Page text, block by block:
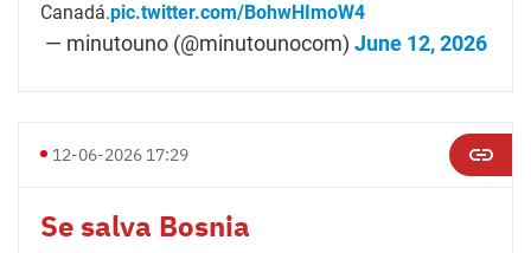
Canadá.pic.twitter.com/BohwHImoW4
— minutouno (@minutounocom) June 12, 2026
12-06-2026 17:29
Se salva Bosnia